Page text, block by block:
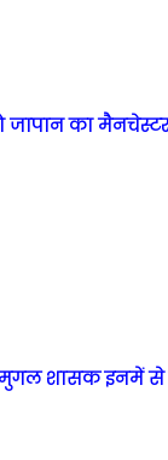
का मैनचेस्टर
मुगल शासक इनमें से